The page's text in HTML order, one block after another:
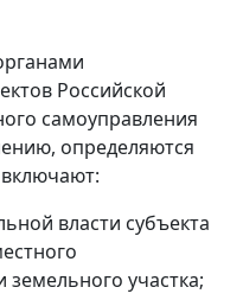
Российской
самоуправления
определяются
власти субъекта
участка;